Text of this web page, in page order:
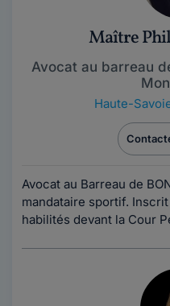
Maître
Avocat au barreau
Haute-
Avocat au Barreau de
mandataire sportif.
habilités devant la Cour